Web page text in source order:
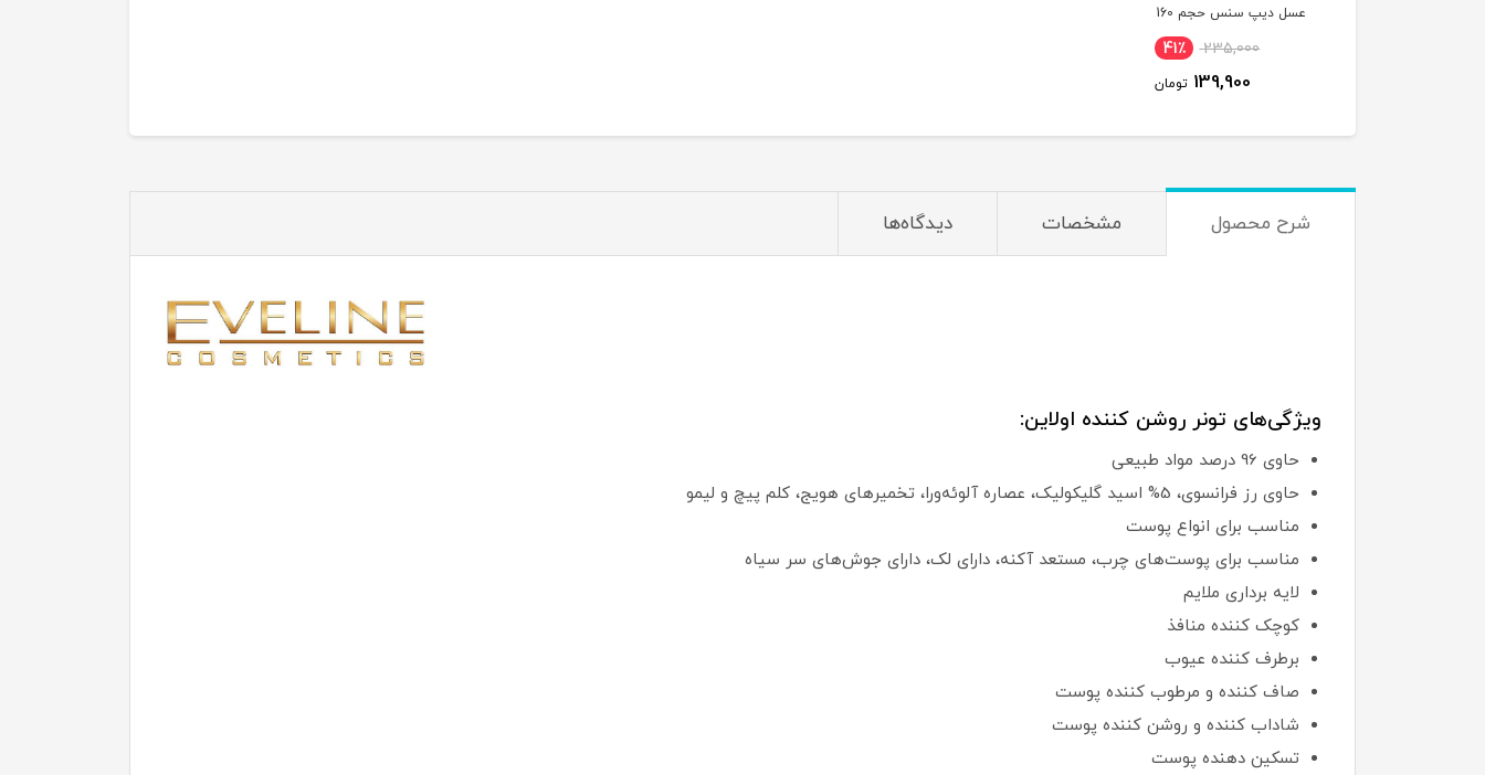
عسل دیپ سنس حجم 160
235,000 41٪
139,900 تومان
شرح محصول مشخصات دیدگاه‌ها
ویژگی‌های تونر روشن کننده اولاین:
حاوی 96 درصد مواد طبیعی
حاوی رز فرانسوی، 5% اسید گلیکولیک، عصاره آلوئه‌ورا، تخمیر‌های هویج، کلم پیچ و لیمو
مناسب برای انواع پوست
مناسب برای پوست‌های چرب، مستعد آکنه، دارای لک، دارای جوش‌های سر سیاه
لایه برداری ملایم
کوچک کننده منافذ
برطرف کننده عیوب
صاف کننده و مرطوب کننده پوست
شاداب کننده و روشن کننده پوست
تسکین دهنده پوست